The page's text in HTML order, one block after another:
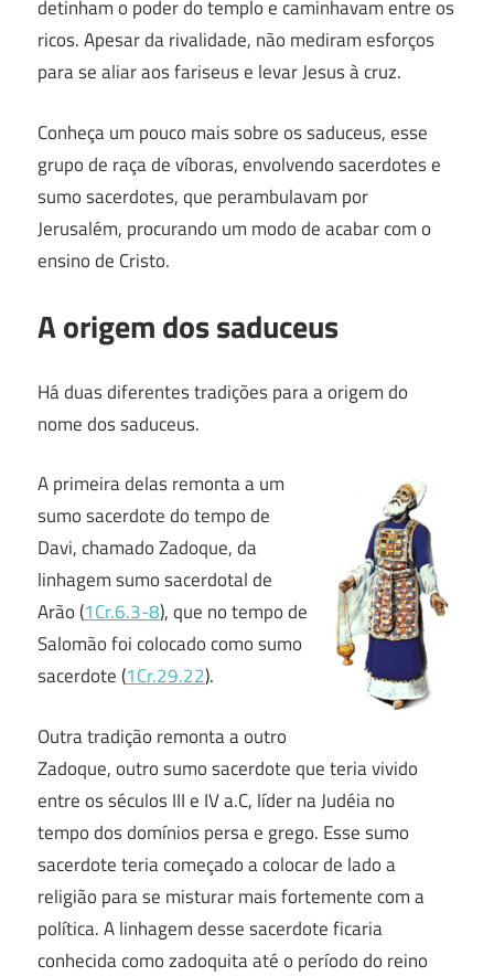
detinham o poder do templo e caminhavam entre os
ricos. Apesar da rivalidade, não mediram esforços
para se aliar aos fariseus e levar Jesus à cruz.
Conheça um pouco mais sobre os saduceus, esse
grupo de raça de víboras, envolvendo sacerdotes e
sumo sacerdotes, que perambulavam por
Jerusalém, procurando um modo de acabar com o
ensino de Cristo.
A origem dos saduceus
Há duas diferentes tradições para a origem do
nome dos saduceus.
A primeira delas remonta a um
sumo sacerdote do tempo de
Davi, chamado Zadoque, da
linhagem sumo sacerdotal de
Arão (1Cr.6.3-8), que no tempo de
Salomão foi colocado como sumo
sacerdote (1Cr.29.22).
Outra tradição remonta a outro
Zadoque, outro sumo sacerdote que teria vivido
entre os séculos III e IV a.C, líder na Judéia no
tempo dos domínios persa e grego. Esse sumo
sacerdote teria começado a colocar de lado a
religião para se misturar mais fortemente com a
política. A linhagem desse sacerdote ficaria
conhecida como zadoquita até o período do reino